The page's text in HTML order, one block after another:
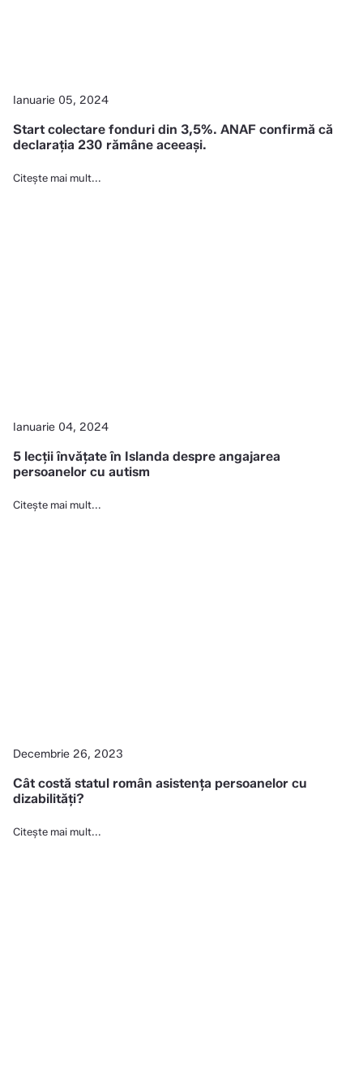
Ianuarie 05, 2024
Start colectare fonduri din 3,5%. ANAF confirmă că
declarația 230 rămâne aceeași.
Citește mai mult...
Ianuarie 04, 2024
5 lecții învățate în Islanda despre angajarea
persoanelor cu autism
Citește mai mult...
Decembrie 26, 2023
Cât costă statul român asistența persoanelor cu
dizabilități?
Citește mai mult...